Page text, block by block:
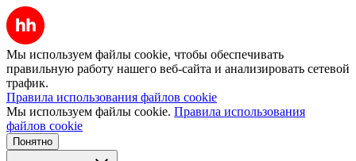
Мы используем файлы cookie, чтобы обеспечивать
правильную работу нашего веб-сайта и анализировать сетевой
трафик.
Правила использования файлов cookie
Мы используем файлы cookie. Правила использования
файлов cookie
Понятно